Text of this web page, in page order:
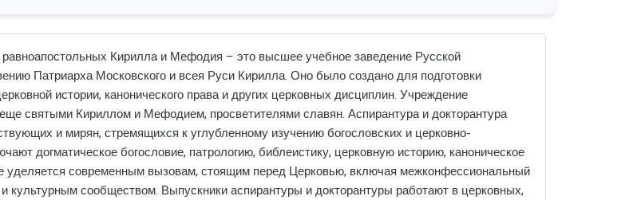
Кирилла и Мефодия – это высшее учебное заведение Русской
Патриарха Московского и всея Руси Кирилла. Оно было создано для подготовки
истории, канонического права и других церковных дисциплин. Учреждение
святыми Кириллом и Мефодием, просветителями славян. Аспирантура и докторантура
и мирян, стремящихся к углубленному изучению богословских и церковно-
догматическое богословие, патрологию, библеистику, церковную историю, каноническое
уделяется современным вызовам, стоящим перед Церковью, включая межконфессиональный
культурным сообществом. Выпускники аспирантуры и докторантуры работают в церковных,